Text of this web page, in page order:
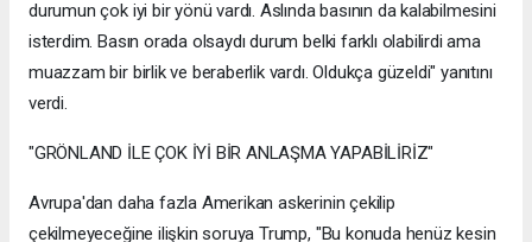
durumun çok iyi bir yönü vardı. Aslında basının da kalabilmesini
isterdim. Basın orada olsaydı durum belki farklı olabilirdi ama
muazzam bir birlik ve beraberlik vardı. Oldukça güzeldi" yanıtını
verdi.
"GRÖNLAND İLE ÇOK İYİ BİR ANLAŞMA YAPABİLİRİZ"
Avrupa'dan daha fazla Amerikan askerinin çekilip
çekilmeyeceğine ilişkin soruya Trump, "Bu konuda henüz kesin